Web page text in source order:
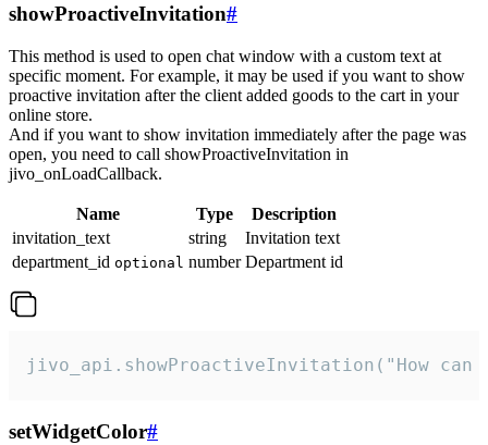
showProactiveInvitation#
This method is used to open chat window with a custom text at
specific moment. For example, it may be used if you want to show
proactive invitation after the client added goods to the cart in your
online store.
And if you want to show invitation immediately after the page was
open, you need to call showProactiveInvitation in
jivo_onLoadCallback.
Name Type
Description
invitation_text
string
Invitation text
department_id optional number Department id
jivo_api.showProactiveInvitation("How
setWidgetColor#